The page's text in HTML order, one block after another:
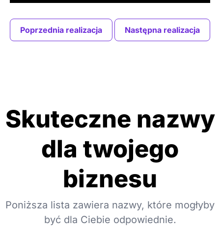
Poprzednia realizacja Następna realizacja
Skuteczne nazwy
dla twojego
biznesu
Poniższa lista zawiera nazwy, które mogłyby
być dla Ciebie odpowiednie.